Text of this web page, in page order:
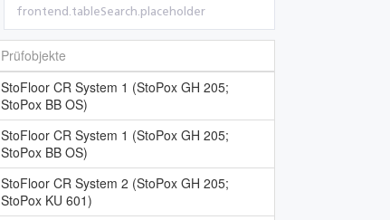
Prüfobjekte
StoFloor CR System 1 (StoPox GH 205;
StoPox BB OS)
StoFloor CR System 1 (StoPox GH 205;
StoPox BB OS)
StoFloor CR System 2 (StoPox GH 205;
StoPox KU 601)